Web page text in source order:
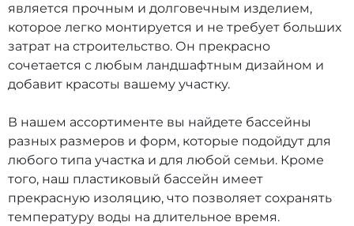
является прочным и долговечным изделием,
которое легко монтируется и не требует больших
затрат на строительство. Он прекрасно
сочетается с любым ландшафтным дизайном и
добавит красоты вашему участку.
В нашем ассортименте вы найдете бассейны
разных размеров и форм, которые подойдут для
любого типа участка и для любой семьи. Кроме
того, наш пластиковый бассейн имеет
прекрасную изоляцию, что позволяет сохранять
температуру воды на длительное время.